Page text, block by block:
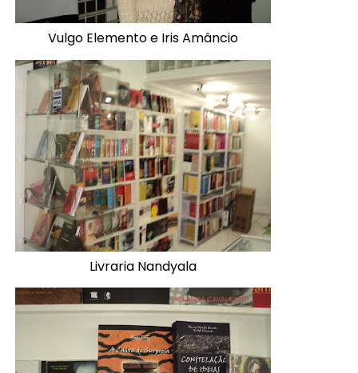
Vulgo Elemento e Iris Amâncio
Livraria Nandyala